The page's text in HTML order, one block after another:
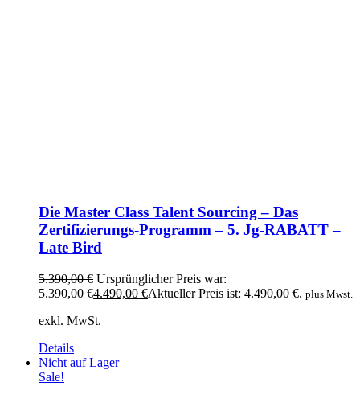
Die Master Class Talent Sourcing – Das
Zertifizierungs-Programm – 5. Jg-RABATT –
Late Bird
5.390,00€ Ursprünglicher Preis war:
5.390,00 €4.490,00 €Aktueller Preis ist: 4.490,00 €. plus Mwst.
exkl. MwSt.
Details
Nicht auf Lager
Sale!